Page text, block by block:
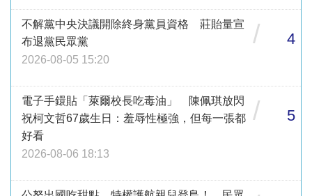
不解黨中央決議開除終身黨員資格 莊貽量宣
布退黨民眾黨
2026-08-05 15:20
/ 4
電子手鐶貼「萊爾校長吃毒油」 陳佩琪放閃
祝柯文哲67歲生日：羞辱性極強，但每一張都
好看
2026-08-06 18:13
/ 5